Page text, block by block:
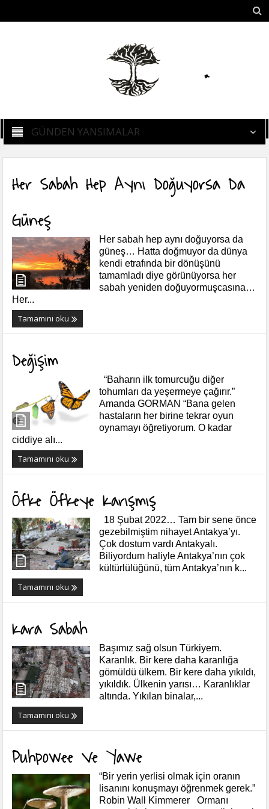
GÜNDEN YANSIMALAR
Her Sabah Hep Aynı Doğuyorsa Da
Güneş
Her sabah hep aynı doğuyorsa da
güneş… Hatta doğmuyor da dünya
kendi etrafında bir dönüşünü
tamamladı diye görünüyorsa her
sabah yeniden doğuyormuşcasına…
Her...
Tamamını oku
Değişim
“Baharın ilk tomurcuğu diğer
tohumları da yeşermeye çağırır.”
Amanda GORMAN “Bana gelen
hastaların her birine tekrar oyun
oynamayı öğretiyorum. O kadar
ciddiye alı...
Tamamını oku
Öfke Öfkeye Karışmış
18 Şubat 2022… Tam bir sene önce
gezebilmiştim nihayet Antakya’yı.
Çok dostum vardı Antakyalı.
Biliyordum haliyle Antakya’nın çok
kültürlülüğünü, tüm Antakya’nın k...
Tamamını oku
Kara Sabah
Başımız sağ olsun Türkiyem.
Karanlık. Bir kere daha karanlığa
gömüldü ülkem. Bir kere daha yıkıldı,
yıkıldık. Ülkenin yarısı… Karanlıklar
altında. Yıkılan binalar,...
Tamamını oku
Puhpowee Ve Yawe
“Bir yerin yerlisi olmak için oranın
lisanını konuşmayı öğrenmek gerek.”
Robin Wall Kimmerer Ormanı